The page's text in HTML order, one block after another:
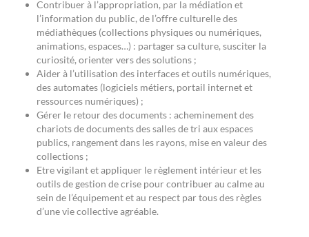
Contribuer à l’appropriation, par la médiation et
l’information du public, de l’offre culturelle des
médiathèques (collections physiques ou numériques,
animations, espaces…) : partager sa culture, susciter la
curiosité, orienter vers des solutions ;
Aider à l’utilisation des interfaces et outils numériques,
des automates (logiciels métiers, portail internet et
ressources numériques) ;
Gérer le retour des documents : acheminement des
chariots de documents des salles de tri aux espaces
publics, rangement dans les rayons, mise en valeur des
collections ;
Etre vigilant et appliquer le règlement intérieur et les
outils de gestion de crise pour contribuer au calme au
sein de l’équipement et au respect par tous des règles
d’une vie collective agréable.